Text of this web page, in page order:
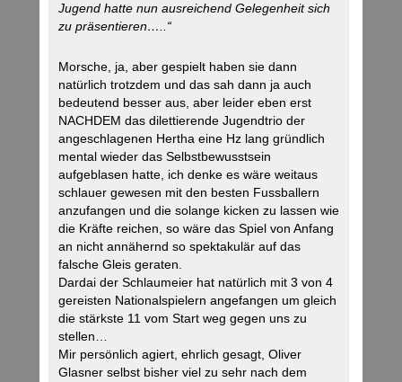
Jugend hatte nun ausreichend Gelegenheit sich
zu präsentieren…..“
Morsche, ja, aber gespielt haben sie dann
natürlich trotzdem und das sah dann ja auch
bedeutend besser aus, aber leider eben erst
NACHDEM das dilettierende Jugendtrio der
angeschlagenen Hertha eine Hz lang gründlich
mental wieder das Selbstbewusstsein
aufgeblasen hatte, ich denke es wäre weitaus
schlauer gewesen mit den besten Fussballern
anzufangen und die solange kicken zu lassen wie
die Kräfte reichen, so wäre das Spiel von Anfang
an nicht annähernd so spektakulär auf das
falsche Gleis geraten.
Dardai der Schlaumeier hat natürlich mit 3 von 4
gereisten Nationalspielern angefangen um gleich
die stärkste 11 vom Start weg gegen uns zu
stellen…
Mir persönlich agiert, ehrlich gesagt, Oliver
Glasner selbst bisher viel zu sehr nach dem